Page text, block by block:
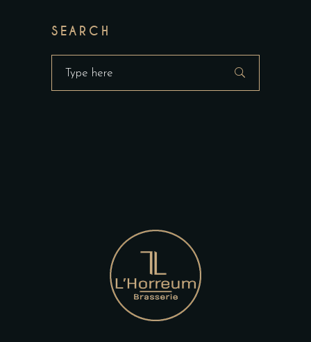
SEARCH